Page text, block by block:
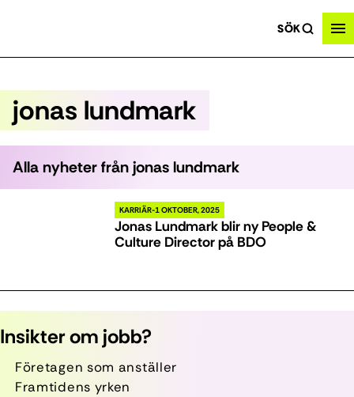
SÖK
jonas lundmark
Alla nyheter frånjonas lundmark
KARRIÄR 1 OKTOBER, 2025
Jonas Lundmark blir ny People &
Culture Director på BDO
Insikter om jobb?
Företagen som anställer
Framtidens yrken